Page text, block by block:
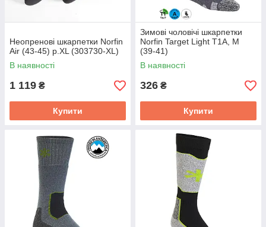
Неопренові шкарпетки Norfin
Air (43-45) р.XL (303730-XL)
В наявності
1 119 ₴
Купити
Зимові чоловічі шкарпетки
Norfin Target Light T1A, M
(39-41)
В наявності
326 ₴
Купити